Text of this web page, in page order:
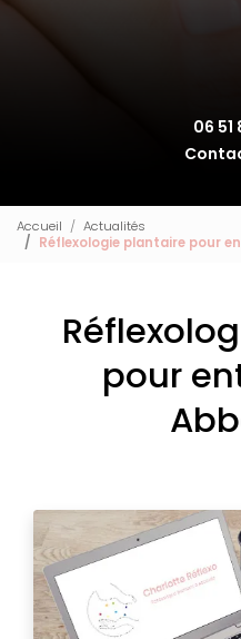
06 51
Accueil
Actualités
Réflexologie plantaire pour
pour